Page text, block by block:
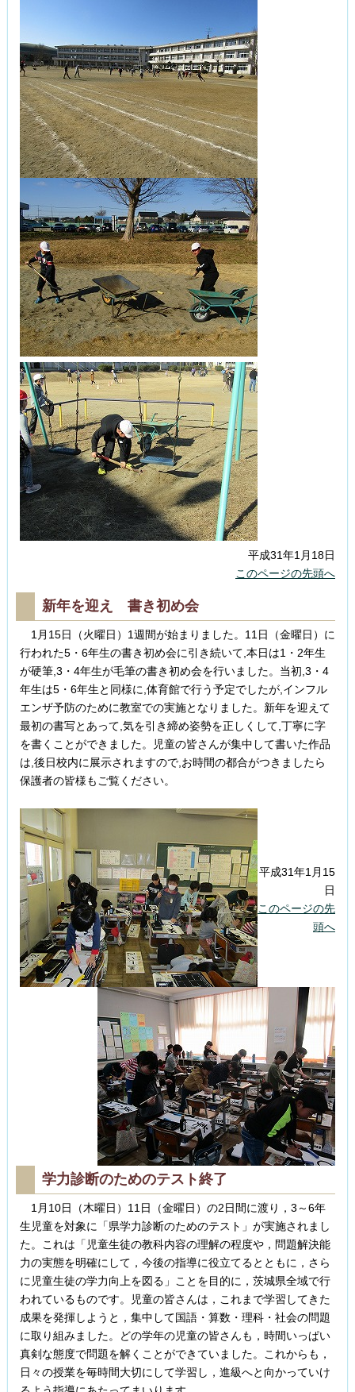
平成31年1月18日
このページの先頭へ
新年を迎え 書き初め会
1月15日（火曜日）1週間が始まりました。11日（金曜日）に
行われた5・6年生の書き初め会に引き続いて,本日は1・2年生
が硬筆,3・4年生が毛筆の書き初め会を行いました。当初,3・4
年生は5・6年生と同様に,体育館で行う予定でしたが,インフル
エンザ予防のために教室での実施となりました。新年を迎えて
最初の書写とあって,気を引き締め姿勢を正しくして,丁寧に字
を書くことができました。児童の皆さんが集中して書いた作品
は,後日校内に展示されますので,お時間の都合がつきましたら
保護者の皆様もご覧ください。
平成31年1月15
日
このページの先
頭へ
学力診断のためのテスト終了
1月10日（木曜日）11日（金曜日）の2日間に渡り，3～6年
生児童を対象に「県学力診断のためのテスト」が実施されまし
た。これは「児童生徒の教科内容の理解の程度や，問題解決能
力の実態を明確にして，今後の指導に役立てるとともに，さら
に児童生徒の学力向上を図る」ことを目的に，茨城県全域で行
われているものです。児童の皆さんは，これまで学習してきた
成果を発揮しようと，集中して国語・算数・理科・社会の問題
に取り組みました。どの学年の児童の皆さんも，時間いっぱい
真剣な態度で問題を解くことができていました。これからも，
日々の授業を毎時間大切にして学習し，進級へと向かっていけ